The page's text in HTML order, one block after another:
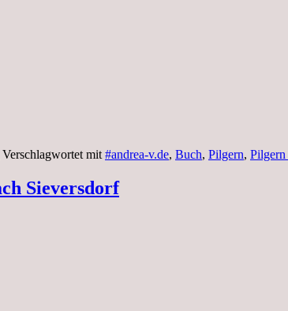
Verschlagwortet mit #andrea-v.de, Buch, Pilgern, Pilgern
Sieversdorf